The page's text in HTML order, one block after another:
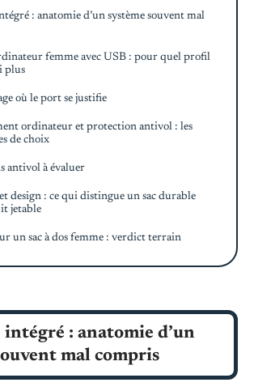
: anatomie d’un système souvent mal
femme avec USB : pour quel profil
plus
où le port se justifie
ordinateur et protection antivol : les
de choix
antivol à évaluer
design : ce qui distingue un sac durable
jetable
un sac à dos femme : verdict terrain
: anatomie d’un
mal compris